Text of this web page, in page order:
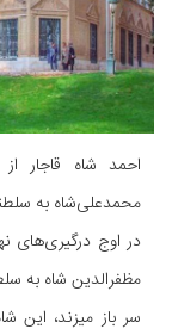
احمد شاه قاجار
در اوج
مظفرالدین شاه به
سر باز میزند،